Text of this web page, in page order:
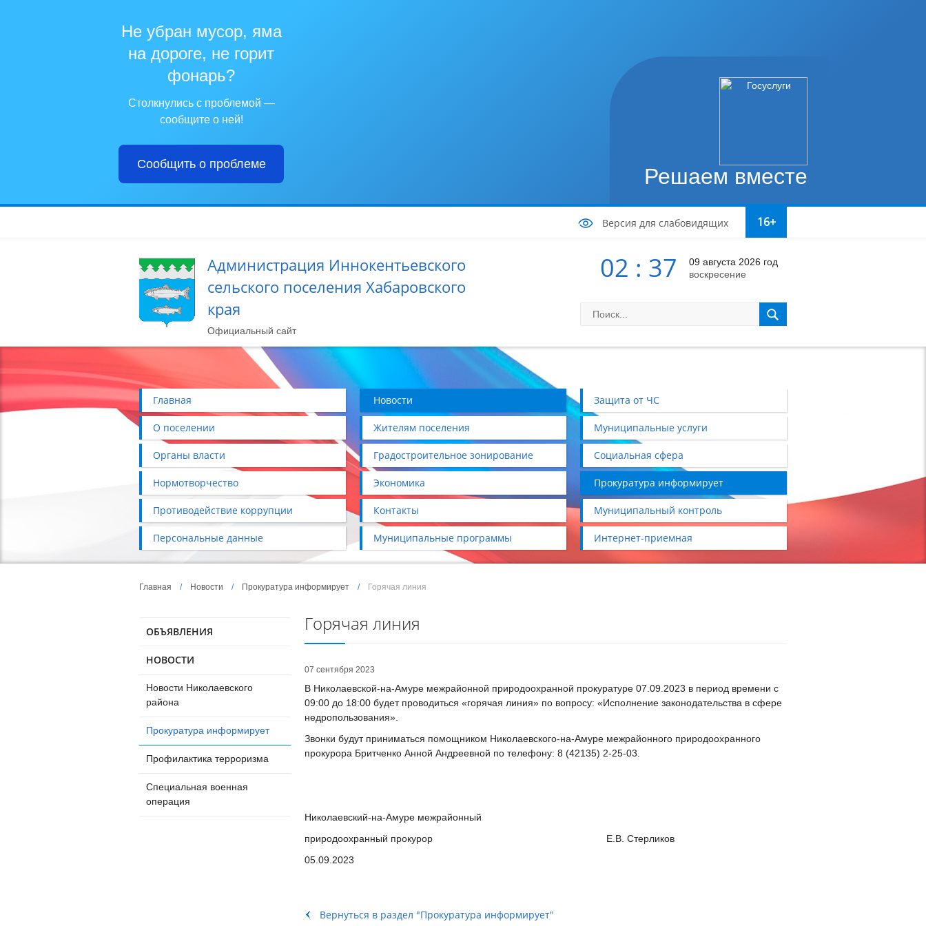
Решаем вместе
Не убран мусор, яма
на дороге, не горит
фонарь?
Столкнулись с проблемой —
сообщите о ней!
Сообщить о проблеме
Версия для слабовидящих 16+
Администрация Иннокентьевского
сельского поселения Хабаровского
края
Официальный сайт
02 : 37
09 августа 2026 год
воскресение
Главная Новости Защита от ЧС
О поселении Жителям поселения Муниципальные услуги
Органы власти Градостроительное зонирование Социальная сфера
Нормотворчество Экономика Прокуратура информирует
Противодействие коррупции Контакты Муниципальный контроль
Персональные данные Муниципальные программы Интернет-приемная
Главная / Новости / Прокуратура информирует / Горячая линия
ОБЪЯВЛЕНИЯ
НОВОСТИ
Новости Николаевского
района
Прокуратура информирует
Профилактика терроризма
Специальная военная
операция
Горячая линия
07 сентября 2023
В Николаевской-на-Амуре межрайонной природоохранной прокуратуре 07.09.2023 в период времени с
09:00 до 18:00 будет проводиться «горячая линия» по вопросу: «Исполнение законодательства в сфере
недропользования».
Звонки будут приниматься помощником Николаевского-на-Амуре межрайонного природоохранного
прокурора Бритченко Анной Андреевной по телефону: 8 (42135) 2-25-03.
Николаевский-на-Амуре межрайонный
природоохранный прокурор Е.В. Стерликов
05.09.2023
Вернуться в раздел "Прокуратура информирует"